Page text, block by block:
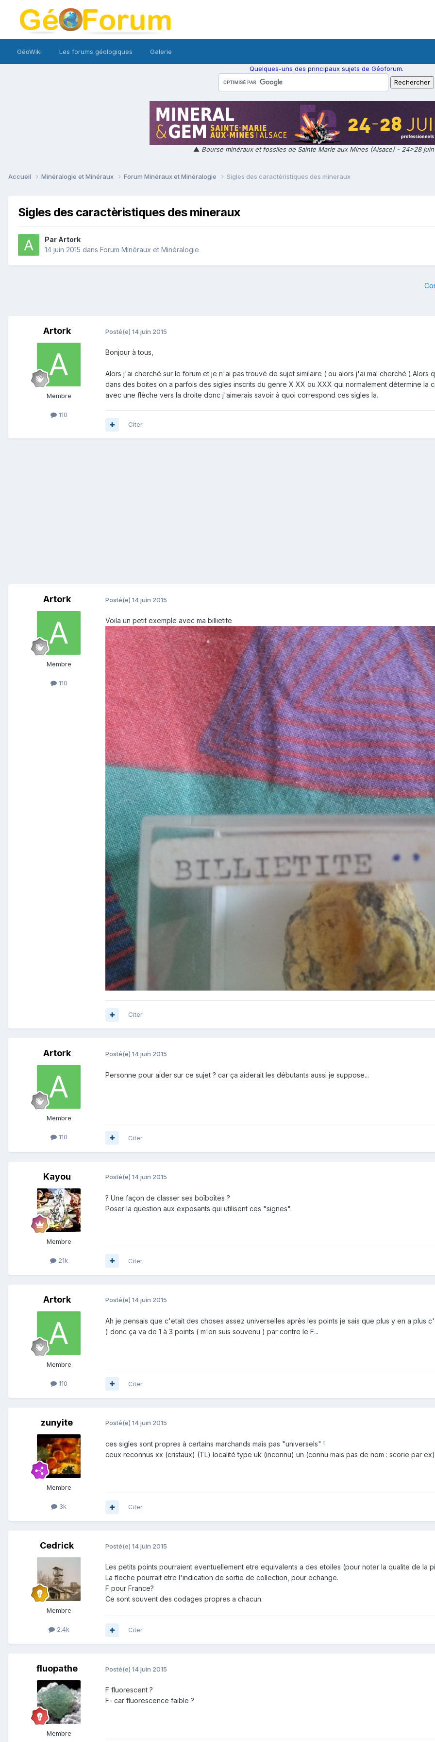
GéoWiki Les forums géologiques Galerie
Quelques-uns des principaux sujets de Géoforum.
▲ Bourse minéraux et fossiles de Sainte Marie aux Mines (Alsace) - 24>28
Accueil Minéralogie et Minéraux Forum Minéraux et Minéralogie Sigles des caractèristiques des mineraux
Sigles des caractèristiques des mineraux
Par Artork
14 juin 2015 dans Forum Minéraux et Minéralogie
Artork
Membre
110
Posté(e) 14 juin 2015
Bonjour à tous,
Alors j'ai cherché sur le forum et je n'ai pas trouvé de sujet similaire ( ou alors j'ai mal cherché ).Alors
dans des boites on a parfois des sigles inscrits du genre X XX ou XXX qui normalement détermine la
avec une flèche vers la droite donc j'aimerais savoir à quoi correspond ces sigles la.
Citer
Artork
Membre
110
Posté(e) 14 juin 2015
Voila un petit exemple avec ma billietite
Citer
Artork
Membre
110
Posté(e) 14 juin 2015
Personne pour aider sur ce sujet ? car ça aiderait les débutants aussi je suppose...
Citer
Kayou
Membre
21k
Posté(e) 14 juin 2015
? Une façon de classer ses boîboîtes ?
Poser la question aux exposants qui utilisent ces "signes".
Citer
Artork
Membre
110
Posté(e) 14 juin 2015
Ah je pensais que c'etait des choses assez universelles après les points je sais que plus y en a plus
) donc ça va de 1 à 3 points ( m'en suis souvenu ) par contre le F...
Citer
zunyite
Membre
3k
Posté(e) 14 juin 2015
ces sigles sont propres à certains marchands mais pas "universels" !
ceux reconnus xx (cristaux) (TL) localité type uk (inconnu) un (connu mais pas de nom : scorie par ex)
Citer
Cedrick
Membre
2.4k
Posté(e) 14 juin 2015
Les petits points pourraient eventuellement etre equivalents a des etoiles (pour noter la qualite de la
La fleche pourrait etre l'indication de sortie de collection, pour echange.
F pour France?
Ce sont souvent des codages propres a chacun.
Citer
fluopathe
Membre
Posté(e) 14 juin 2015
F fluorescent ?
F- car fluorescence faible ?